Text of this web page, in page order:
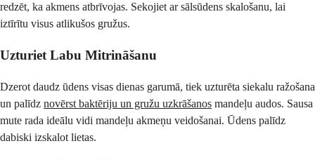
redzēt, ka akmens atbrīvojas. Sekojiet ar sālsūdens skalošanu, lai
iztīrītu visus atlikušos gružus.
Uzturiet Labu Mitrināšanu
Dzerot daudz ūdens visas dienas garumā, tiek uzturēta siekalu ražošana
un palīdz novērst baktēriju un gružu uzkrāšanos mandeļu audos. Sausa
mute rada ideālu vidi mandeļu akmeņu veidošanai. Ūdens palīdz
dabiski izskalot lietas.